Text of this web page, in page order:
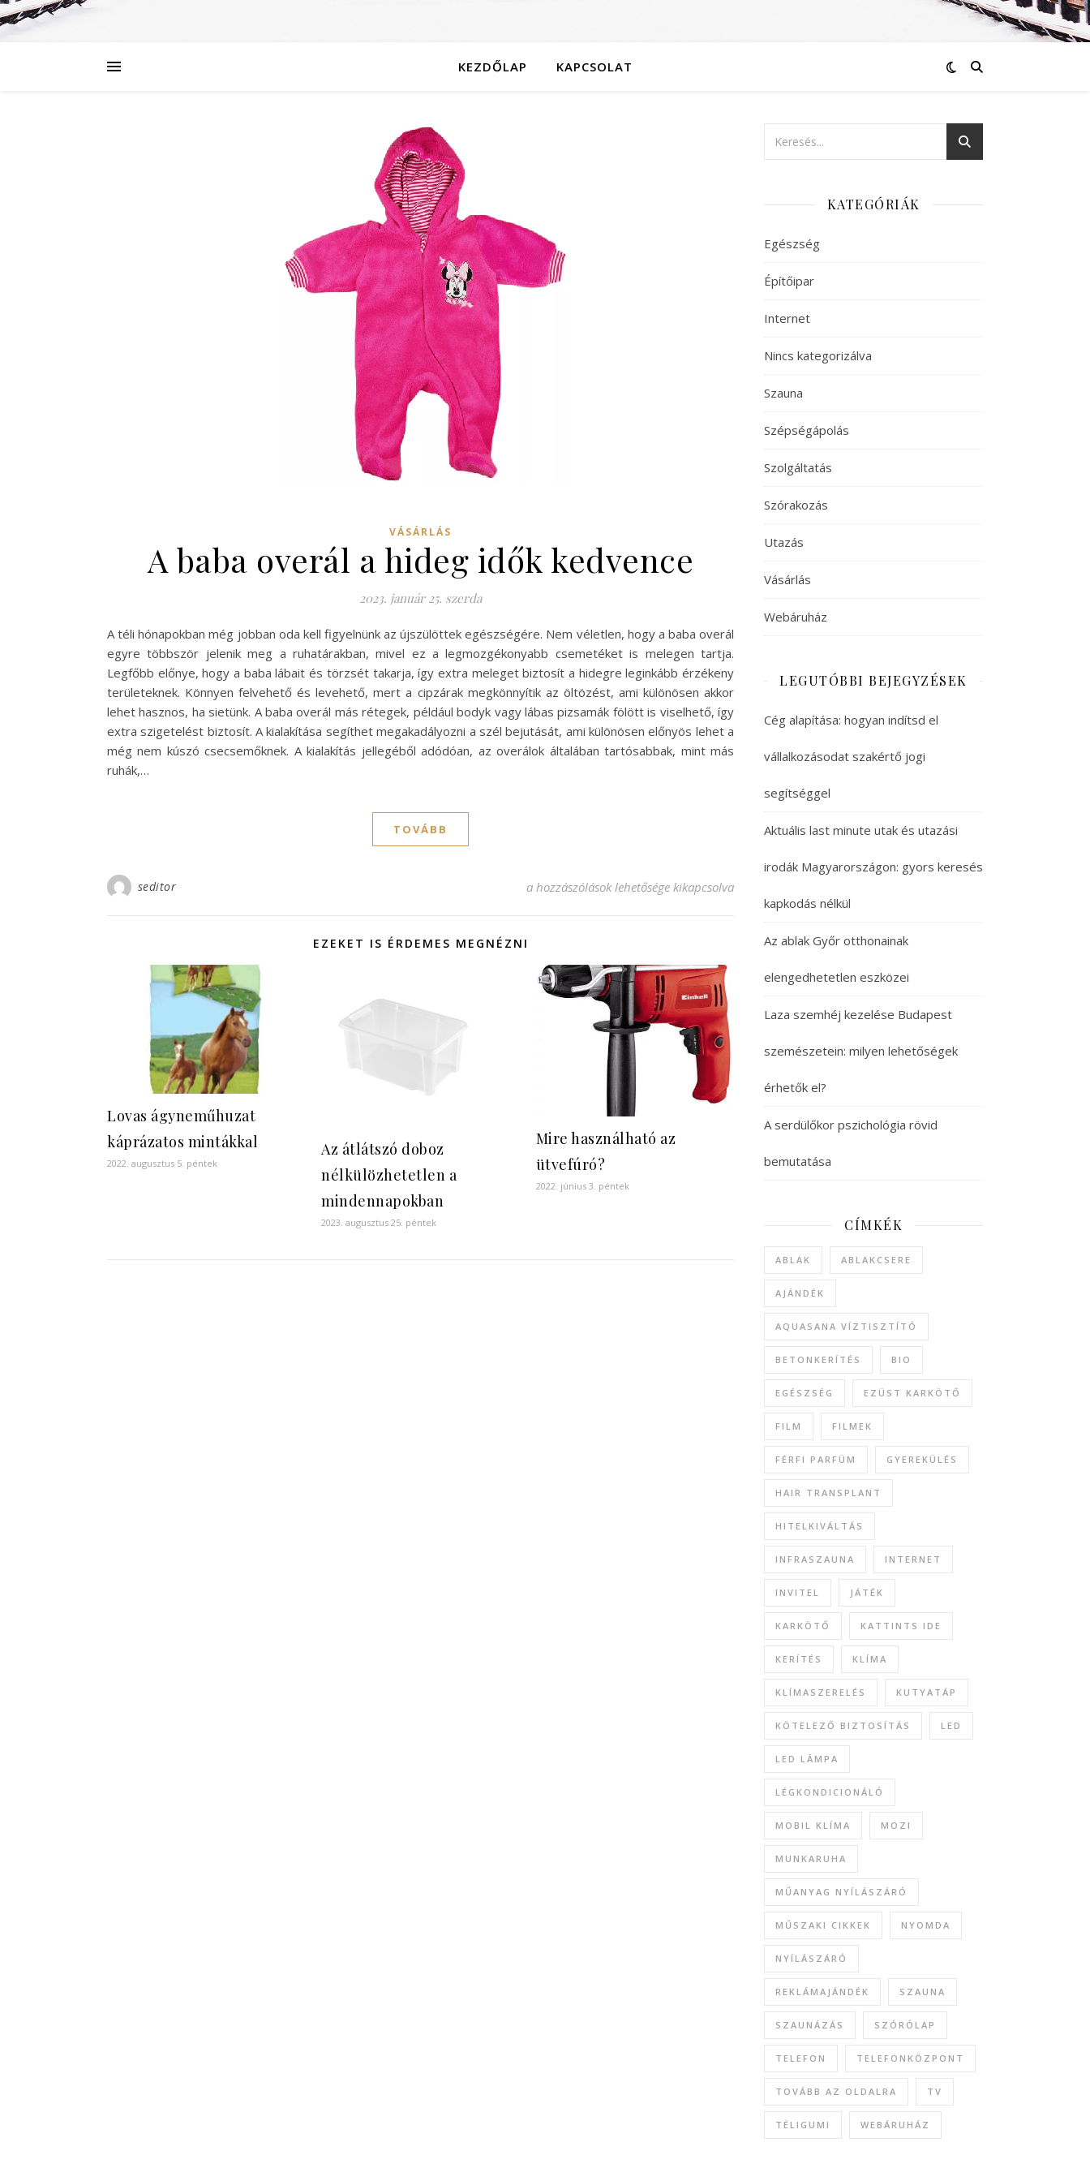
KEZDŐLAP KAPCSOLAT
VÁSÁRLÁS
A baba overál a hideg idők kedvence
2023. január 25. szerda
A téli hónapokban még jobban oda kell figyelnünk az újszülöttek egészségére. Nem véletlen, hogy a baba overál
egyre többször jelenik meg a ruhatárakban, mivel ez a legmozgékonyabb csemetéket is melegen tartja.
Legfőbb előnye, hogy a baba lábait és törzsét takarja, így extra meleget biztosít a hidegre leginkább érzékeny
területeknek. Könnyen felvehető és levehető, mert a cipzárak megkönnyítik az öltözést, ami különösen akkor
lehet hasznos, ha sietünk. A baba overál más rétegek, például bodyk vagy lábas pizsamák fölött is viselhető, így
extra szigetelést biztosít. A kialakítása segíthet megakadályozni a szél bejutását, ami különösen előnyös lehet a
még nem kúszó csecsemőknek. A kialakítás jellegéből adódóan, az overálok általában tartósabbak, mint más
ruhák,…
TOVÁBB
seditor A baba overál a hideg idők kedvence bejegyzéshez
a hozzászólások lehetősége kikapcsolva
EZEKET IS ÉRDEMES MEGNÉZNI
Lovas ágyneműhuzat
káprázatos mintákkal
2022. augusztus 5. péntek
Az átlátszó doboz
nélkülözhetetlen a
mindennapokban
2023. augusztus 25. péntek
Mire használható az
ütvefúró?
2022. június 3. péntek
KATEGÓRIÁK
Egészség
Építőipar
Internet
Nincs kategorizálva
Szauna
Szépségápolás
Szolgáltatás
Szórakozás
Utazás
Vásárlás
Webáruház
LEGUTÓBBI BEJEGYZÉSEK
Cég alapítása: hogyan indítsd el
vállalkozásodat szakértő jogi
segítséggel
Aktuális last minute utak és utazási
irodák Magyarországon: gyors keresés
kapkodás nélkül
Az ablak Győr otthonainak
elengedhetetlen eszközei
Laza szemhéj kezelése Budapest
szemészetein: milyen lehetőségek
érhetők el?
A serdülőkor pszichológia rövid
bemutatása
CÍMKÉK
ABLAK ABLAKCSERE
AJÁNDÉK
AQUASANA VÍZTISZTÍTÓ
BETONKERÍTÉS BIO
EGÉSZSÉG EZÜST KARKÖTŐ
FILM FILMEK
FÉRFI PARFÜM GYEREKÜLÉS
HAIR TRANSPLANT
HITELKIVÁLTÁS
INFRASZAUNA INTERNET
INVITEL JÁTÉK
KARKÖTŐ KATTINTS IDE
KERÍTÉS KLÍMA
KLÍMASZERELÉS KUTYATÁP
KÖTELEZŐ BIZTOSÍTÁS LED
LED LÁMPA
LÉGKONDICIONÁLÓ
MOBIL KLÍMA MOZI
MUNKARUHA
MŰANYAG NYÍLÁSZÁRÓ
MŰSZAKI CIKKEK NYOMDA
NYÍLÁSZÁRÓ
REKLÁMAJÁNDÉK SZAUNA
SZAUNÁZÁS SZÓRÓLAP
TELEFON TELEFONKÖZPONT
TOVÁBB AZ OLDALRA TV
TÉLIGUMI WEBÁRUHÁZ